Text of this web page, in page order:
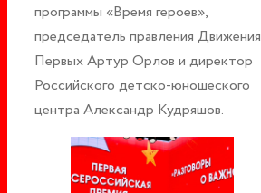
программы «Время героев»,
председатель правления Движения
Первых Артур Орлов и директор
Российского детско-юношеского
центра Александр Кудряшов.